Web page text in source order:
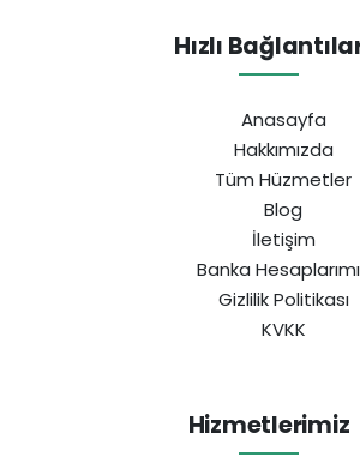
Hızlı
Anasayfa
Hakkımızda
Tüm Hüzmetler
Blog
İletişim
Banka
Gizlilik Politikası
KVKK
Hizmetlerimiz